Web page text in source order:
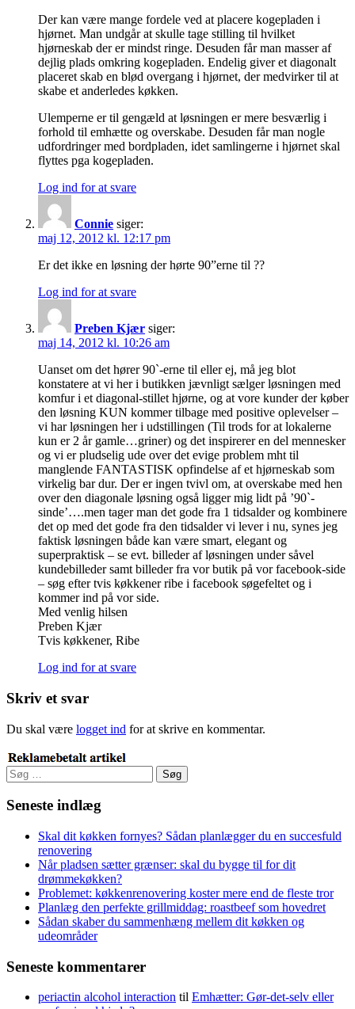
Der kan være mange fordele ved at placere kogepladen i
hjørnet. Man undgår at skulle tage stilling til hvilket
hjørneskab der er mindst ringe. Desuden får man masser af
dejlig plads omkring kogepladen. Endelig giver et diagonalt
placeret skab en blød overgang i hjørnet, der medvirker til at
skabe et anderledes køkken.
Ulemperne er til gengæld at løsningen er mere besværlig i
forhold til emhætte og overskabe. Desuden får man nogle
udfordringer med bordpladen, idet samlingerne i hjørnet skal
flyttes pga kogepladen.
Log ind for at svare
Connie siger:
maj 12, 2012 kl. 12:17 pm
Er det ikke en løsning der hørte 90”erne til ??
Log ind for at svare
Preben Kjær siger:
maj 14, 2012 kl. 10:26 am
Uanset om det hører 90`-erne til eller ej, må jeg blot
konstatere at vi her i butikken jævnligt sælger løsningen med
komfur i et diagonal-stillet hjørne, og at vore kunder der køber
den løsning KUN kommer tilbage med positive oplevelser –
vi har løsningen her i udstillingen (Til trods for at lokalerne
kun er 2 år gamle…griner) og det inspirerer en del mennesker
og vi er pludselig ude over det evige problem mht til
manglende FANTASTISK opfindelse af et hjørneskab som
virkelig bar dur. Der er ingen tvivl om, at overskabe med hen
over den diagonale løsning også ligger mig lidt på ’90`-
sinde’….men tager man det gode fra 1 tidsalder og kombinere
det op med det gode fra den tidsalder vi lever i nu, synes jeg
faktisk løsningen både kan være smart, elegant og
superpraktisk – se evt. billeder af løsningen under såvel
kundebilleder samt billeder fra vor butik på vor facebook-side
– søg efter tvis køkkener ribe i facebook søgefeltet og i
kommer ind på vor side.
Med venlig hilsen
Preben Kjær
Tvis køkkener, Ribe
Log ind for at svare
Skriv et svar
Du skal være logget ind for at skrive en kommentar.
Søg
efter:
Seneste indlæg
Skal dit køkken fornyes? Sådan planlægger du en succesfuld
renovering
Når pladsen sætter grænser: skal du bygge til for dit
drømmekøkken?
Problemet: køkkenrenovering koster mere end de fleste tror
Planlæg den perfekte grillmiddag: roastbeef som hovedret
Sådan skaber du sammenhæng mellem dit køkken og
udeområder
Seneste kommentarer
periactin alcohol interaction til Emhætter: Gør-det-selv eller